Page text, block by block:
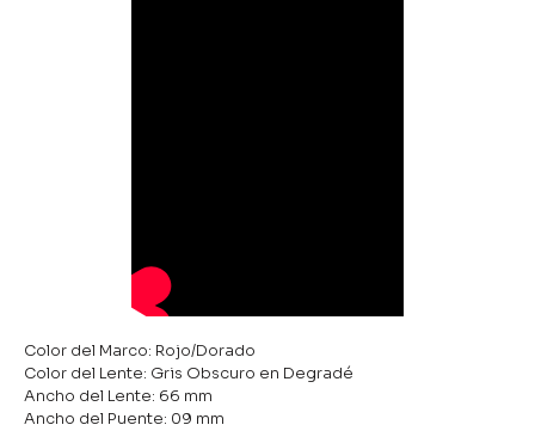
Color del Marco: Rojo/Dorado
Color del Lente: Gris Obscuro en Degradé
Ancho del Lente: 66 mm
Ancho del Puente: 09 mm